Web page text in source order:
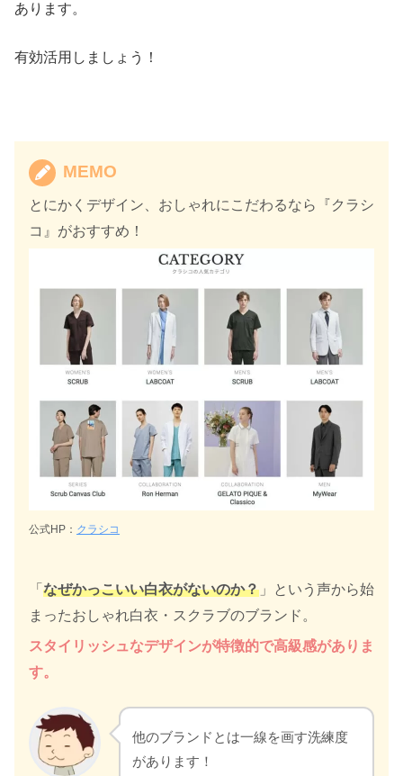
あります。
有効活用しましょう！
MEMO
とにかくデザイン、おしゃれにこだわるなら『クラシ
コ』がおすすめ！
公式HP： クラシコ
「 なぜかっこいい白衣がないのか？ 」という声から始
まったおしゃれ白衣・スクラブのブランド。
スタイリッシュなデザインが特徴的で高級感がありま
す。
他のブランドとは一線を画す洗練度
があります！